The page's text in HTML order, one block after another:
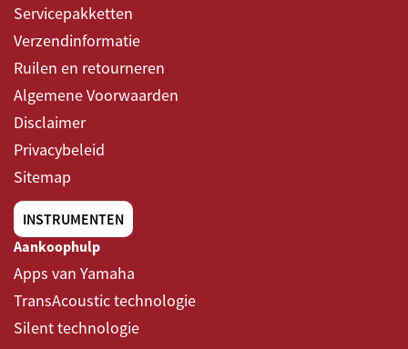
Servicepakketten
Verzendinformatie
Ruilen en retourneren
Algemene Voorwaarden
Disclaimer
Privacybeleid
Sitemap
INSTRUMENTEN
Aankoophulp
Apps van Yamaha
TransAcoustic technologie
Silent technologie